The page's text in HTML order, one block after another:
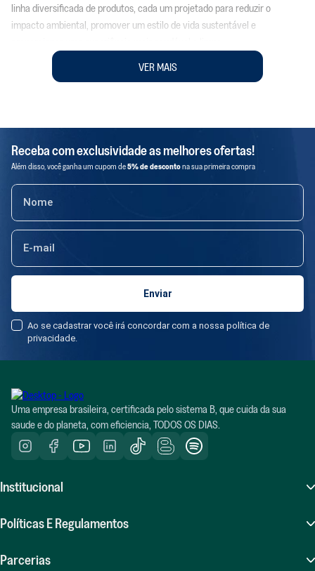
linha diversificada de produtos, cada um projetado para reduzir o
impacto ambiental, promover um estilo de vida sustentável e
Na positiv.a, estamos comprometidos em promover práticas
sustentáveis em todos os aspectos da vida cotidiana. Nossos produtos
Ao escolher os produtos positiv.a, você está optando por uma vida mais
saudável e sustentável, em que cada ação conta para um planeta mais
limpo e equilibrado. Junte-se a nós em nossa jornada para fazer a
com responsabilidade ecológica.
VER MAIS
Receba com exclusividade as melhores ofertas!
Além disso, você ganha um cupom de5% de descontona sua primeira compra
Ao se cadastrar você irá concordar com a nossa política de
privacidade.
Uma empresa brasileira, certificada pelo sistema B, que cuida da sua
saude e do planeta, com eficiencia, TODOS OS DIAS.
Institucional
Sobre Nós
Políticas E Regulamentos
Perguntas Frequentes (FAQ)
Parcerias